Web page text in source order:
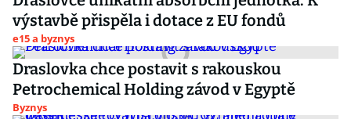
výstavbě přispěla i dotace z EU fondů
e15 a byznys
Draslovka chce postavit s rakouskou
Petrochemical Holding závod v Egyptě
Byznys